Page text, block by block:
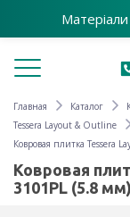
Toggle navigation
Главная Каталог
Tessera Layout & Outline
Ковровая плитка Tessera
Ковровая
3101PL (5.8 мм)